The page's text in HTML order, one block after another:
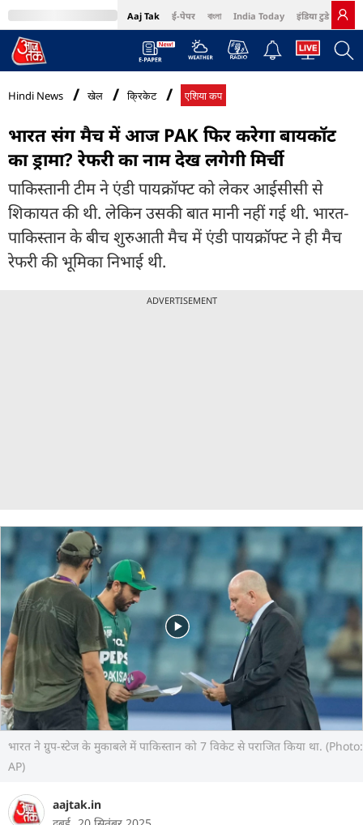
Aaj Tak ई-पेपर বাংলা India Today इंडिया टुडे हिंदी
MumbaiTak Cosmopolitan Harper's Bazaar Northeast
Hindi News खेल क्रिकेट एशिया कप
भारत संग मैच में आज PAK फिर करेगा बायकॉट
का ड्रामा? रेफरी का नाम देख लगेगी मिर्ची
पाकिस्तानी टीम ने एंडी पायक्रॉफ्ट को लेकर आईसीसी से
शिकायत की थी. लेकिन उसकी बात मानी नहीं गई थी. भारत-
पाकिस्तान के बीच शुरुआती मैच में एंडी पायक्रॉफ्ट ने ही मैच
रेफरी की भूमिका निभाई थी.
ADVERTISEMENT
भारत ने ग्रुप-स्टेज के मुकाबले में पाकिस्तान को 7 विकेट से पराजित किया था. (Photo:
AP)
aajtak.in